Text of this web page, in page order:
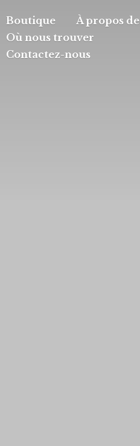
Boutique
À propos de
Où nous trouver
Contactez-nous